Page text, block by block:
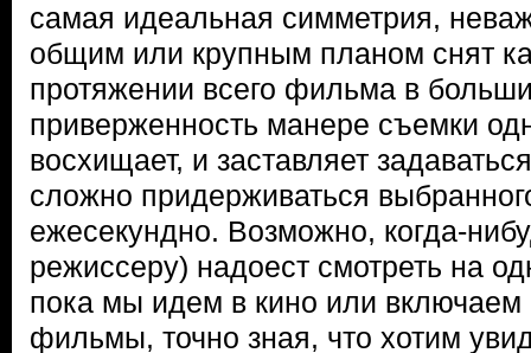
самая идеальная симметрия,
общим или крупным планом снят
протяжении всего фильма в
приверженность манере съемки
восхищает, и заставляет
сложно придерживаться
ежесекундно. Возможно, когда-
режиссеру) надоест смотреть на
пока мы идем в кино или включаем
фильмы, точно зная, что хотим